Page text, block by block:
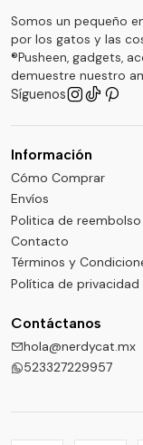
Somos un pequeño
por los gatos y las
®Pusheen, gadgets,
demuestre nuestro
Síguenos
Información
Cómo Comprar
Envíos
Politica de reembolso
Contacto
Términos y
Política de privacidad
Contáctanos
hola@nerdycat.mx
523327229957